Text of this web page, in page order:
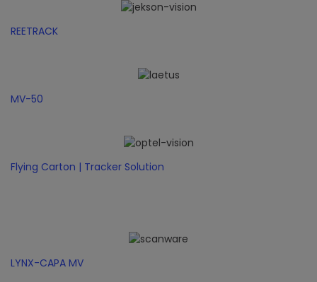
REETRACK
MV-50
Flying Carton | Tracker Solution
LYNX-CAPA MV